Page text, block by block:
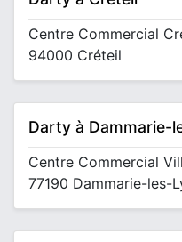
Centre Commercial
94000 Créteil
Darty à Dammarie-
Centre Commercial
77190 Dammarie-les-